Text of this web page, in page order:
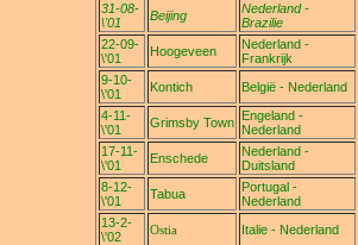
31-08-
\'01
Beijing
Nederland -
Brazilie
22-09-
\'01
Hoogeveen
Nederland -
Frankrijk
9-10-
\'01
Kontich België - Nederland
4-11-
\'01
Grimsby Town Engeland -
Nederland
17-11-
\'01
Enschede
Nederland -
Duitsland
8-12-
\'01
Tabua
Portugal -
Nederland
13-2-
\'02
Ostia Italie - Nederland